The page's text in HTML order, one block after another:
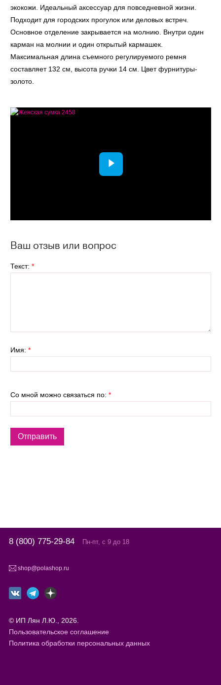
экокожи. Идеальный аксессуар для повседневной жизни.
Подходит для городских прогулок или деловых встреч.
Основное отделение закрывается на молнию. Внутри один
карман на молнии и один открытый кармашек.
Максимальная длина съемного регулируемого ремня
составляет 132 см, высота ручки 14 см. Цвет фурнитуры-
золото.
Ваш отзыв или вопрос
Текст: *
Имя: *
Со мной можно связаться по: *
8 (800) 775-29-84 Пн-пт, с 9 до 18
shop@polashop.ru
© ИП Лян Л.Ю., 2026.
Пользовательское соглашение
Политика обработки персональных данных